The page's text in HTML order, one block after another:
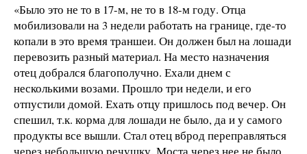
«Было это не то в 17-м, не то в 18-м году. Отца
мобилизовали на 3 недели работать на границе, где-то
копали в это время траншеи. Он должен был на лошади
перевозить разный материал. На место назначения
отец добрался благополучно. Ехали днем с
несколькими возами. Прошло три недели, и его
отпустили домой. Ехать отцу пришлось под вечер. Он
спешил, т.к. корма для лошади не было, да и у самого
продукты все вышли. Стал отец вброд переправляться
через небольшую речушку. Моста через нее не было,